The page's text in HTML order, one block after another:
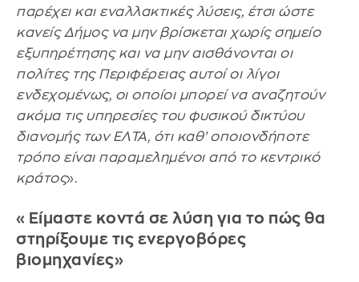
παρέχει και εναλλακτικές λύσεις, έτσι ώστε
κανείς Δήμος να μην βρίσκεται χωρίς σημείο
εξυπηρέτησης και να μην αισθάνονται οι
πολίτες της Περιφέρειας αυτοί οι λίγοι
ενδεχομένως, οι οποίοι μπορεί να αναζητούν
ακόμα τις υπηρεσίες του φυσικού δικτύου
διανομής των ΕΛΤΑ, ότι καθ’ οποιονδήποτε
τρόπο είναι παραμελημένοι από το κεντρικό
κράτος».
«Είμαστε κοντά σε λύση για το πώς θα
στηρίξουμε τις ενεργοβόρες
βιομηχανίες»